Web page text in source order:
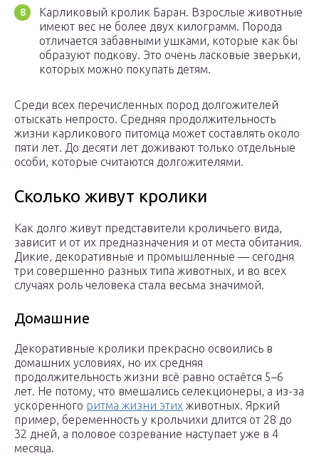
Карликовый кролик Баран. Взрослые животные
имеют вес не более двух килограмм. Порода
отличается забавными ушками, которые как бы
образуют подкову. Это очень ласковые зверьки,
которых можно покупать детям.
Среди всех перечисленных пород долгожителей
отыскать непросто. Средняя продолжительность
жизни карликового питомца может составлять около
пяти лет. До десяти лет доживают только отдельные
особи, которые считаются долгожителями.
Сколько живут кролики
Как долго живут представители кроличьего вида,
зависит и от их предназначения и от места обитания.
Дикие, декоративные и промышленные — сегодня
три совершенно разных типа животных, и во всех
случаях роль человека стала весьма значимой.
Домашние
Декоративные кролики прекрасно освоились в
домашних условиях, но их средняя
продолжительность жизни всё равно остаётся 5–6
лет. Не потому, что вмешались селекционеры, а из-за
ускоренного ритма жизни этих животных. Яркий
пример, беременность у крольчихи длится от 28 до
32 дней, а половое созревание наступает уже в 4
месяца.